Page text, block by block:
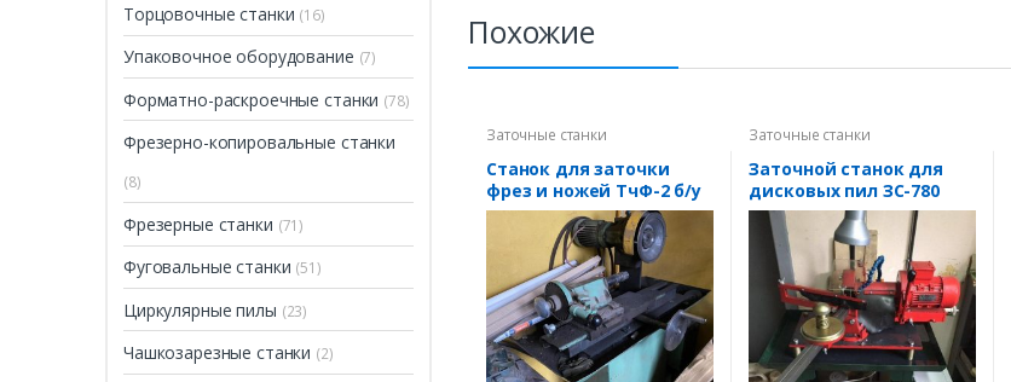
Похожие
Заточные станки
Станок для заточки
фрез и ножей ТчФ-2 б/у
Заточные станки
Заточной станок для
дисковых пил ЗС-780
Торцовочные станки (16)
Упаковочное оборудование (7)
Форматно-раскроечные станки (78)
Фрезерно-копировальные станки
(8)
Фрезерные станки (71)
Фуговальные станки (51)
Циркулярные пилы (23)
Чашкозарезные станки (2)